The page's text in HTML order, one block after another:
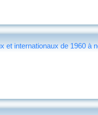
et internationaux de 1960 à